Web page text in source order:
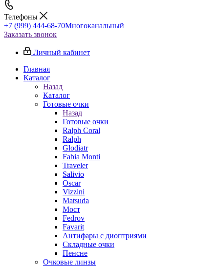
Телефоны
+7 (999) 444-68-70Многоканальный
Заказать звонок
Личный кабинет
Главная
Каталог
Назад
Каталог
Готовые очки
Назад
Готовые очки
Ralph Coral
Ralph
Glodiatr
Fabia Monti
Traveler
Salivio
Oscar
Vizzini
Matsuda
Мост
Fedrov
Favarit
Антифары с диоптриями
Складные очки
Пенсне
Очковые линзы